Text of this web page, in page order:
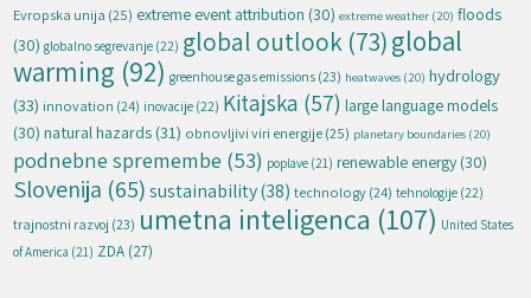
Evropska unija (25) extreme event attribution (30) extreme weather (20) floods
(30) globalno segrevanje (22) global outlook (73)global
warming (92) greenhouse gas emissions (23) heatwaves (20) hydrology
(33) innovation (24) inovacije (22) Kitajska (57) large language models
(30) natural hazards (31) obnovljivi viri energije(25) planetary boundaries (20)
podnebne spremembe (53) poplave (21) renewable energy (30)
Slovenija (65) sustainability(38) technology(24) tehnologije (22)
trajnostni razvoj (23) umetna inteligenca (107) United States
of America (21) ZDA (27)